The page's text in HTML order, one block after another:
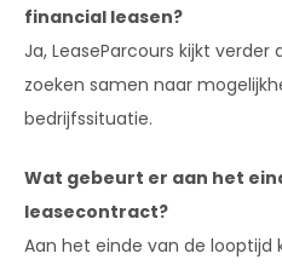
financial leasen?
Ja, LeaseParcours kijkt verder
zoeken samen naar
bedrijfssituatie.
Wat gebeurt er aan het
leasecontract?
Aan het einde van de looptijd